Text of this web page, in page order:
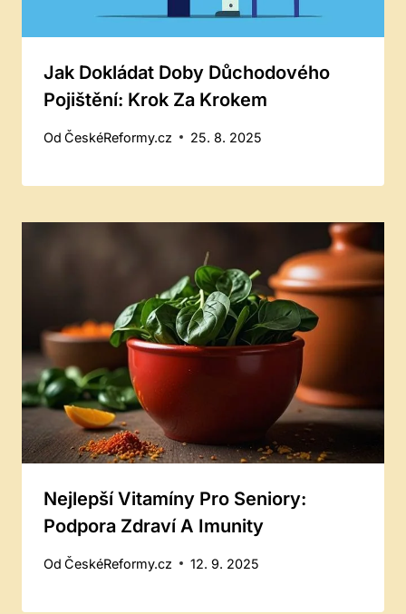
Jak Dokládat Doby Důchodového
Pojištění: Krok Za Krokem
Od ČeskéReformy.cz 25. 8. 2025
Nejlepší Vitamíny Pro Seniory:
Podpora Zdraví A Imunity
Od ČeskéReformy.cz 12. 9. 2025